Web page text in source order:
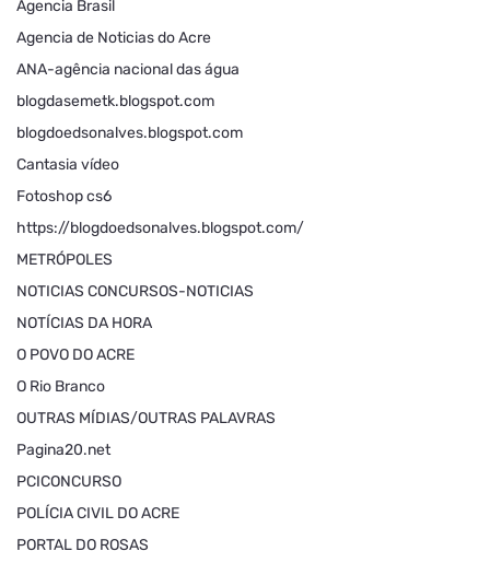
Agencia Brasil
Agencia de Noticias do Acre
ANA-agência nacional das água
blogdasemetk.blogspot.com
blogdoedsonalves.blogspot.com
Cantasia vídeo
Fotoshop cs6
https://blogdoedsonalves.blogspot.com/
METRÓPOLES
NOTICIAS CONCURSOS-NOTICIAS
NOTÍCIAS DA HORA
O POVO DO ACRE
O Rio Branco
OUTRAS MÍDIAS/OUTRAS PALAVRAS
Pagina20.net
PCICONCURSO
POLÍCIA CIVIL DO ACRE
PORTAL DO ROSAS